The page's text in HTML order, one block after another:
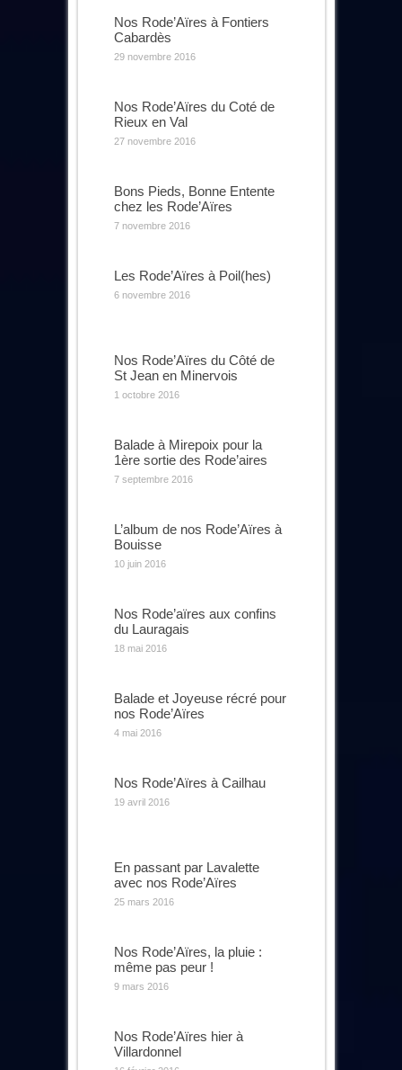
Nos Rode’Aïres à Fontiers
Cabardès
29 novembre 2016
Nos Rode’Aïres du Coté de
Rieux en Val
27 novembre 2016
Bons Pieds, Bonne Entente
chez les Rode’Aïres
7 novembre 2016
Les Rode’Aïres à Poil(hes)
6 novembre 2016
Nos Rode’Aïres du Côté de
St Jean en Minervois
1 octobre 2016
Balade à Mirepoix pour la
1ère sortie des Rode’aires
7 septembre 2016
L’album de nos Rode’Aïres à
Bouisse
10 juin 2016
Nos Rode’aïres aux confins
du Lauragais
18 mai 2016
Balade et Joyeuse récré pour
nos Rode’Aïres
4 mai 2016
Nos Rode’Aïres à Cailhau
19 avril 2016
En passant par Lavalette
avec nos Rode’Aïres
25 mars 2016
Nos Rode’Aïres, la pluie :
même pas peur !
9 mars 2016
Nos Rode’Aïres hier à
Villardonnel